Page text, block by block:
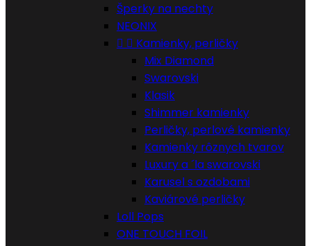
Šperky na nechty
NEONIX
  Kamienky, perličky
Mix Diamond
Swarovski
Klasik
Shimmer kamienky
Perličky, perlové kamienky
Kamienky rôznych tvarov
Luxury a ´la swarovski
Karusel s ozdobami
Kaviárové perličky
Loll Pops
ONE TOUCH FOIL